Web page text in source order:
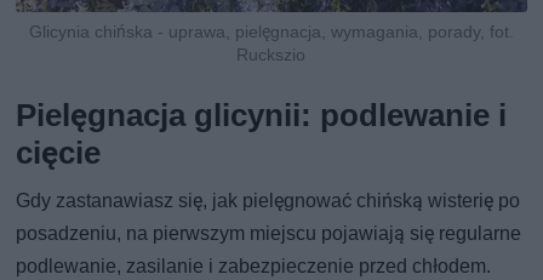
Glicynia chińska - uprawa, pielęgnacja, wymagania, porady, fot.
Ruckszio
Pielęgnacja glicynii: podlewanie i
cięcie
Gdy zastanawiasz się, jak pielęgnować chińską wisterię po
posadzeniu, na pierwszym miejscu pojawiają się regularne
podlewanie, zasilanie i zabezpieczenie przed chłodem.